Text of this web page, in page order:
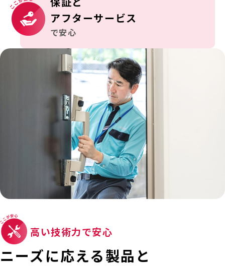
アフターサービス
で安心
高い技術力で安心
ニーズに応える製品と